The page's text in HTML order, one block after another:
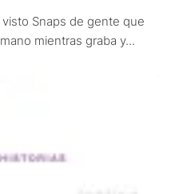
Snaps de gente que
mientras graba y...